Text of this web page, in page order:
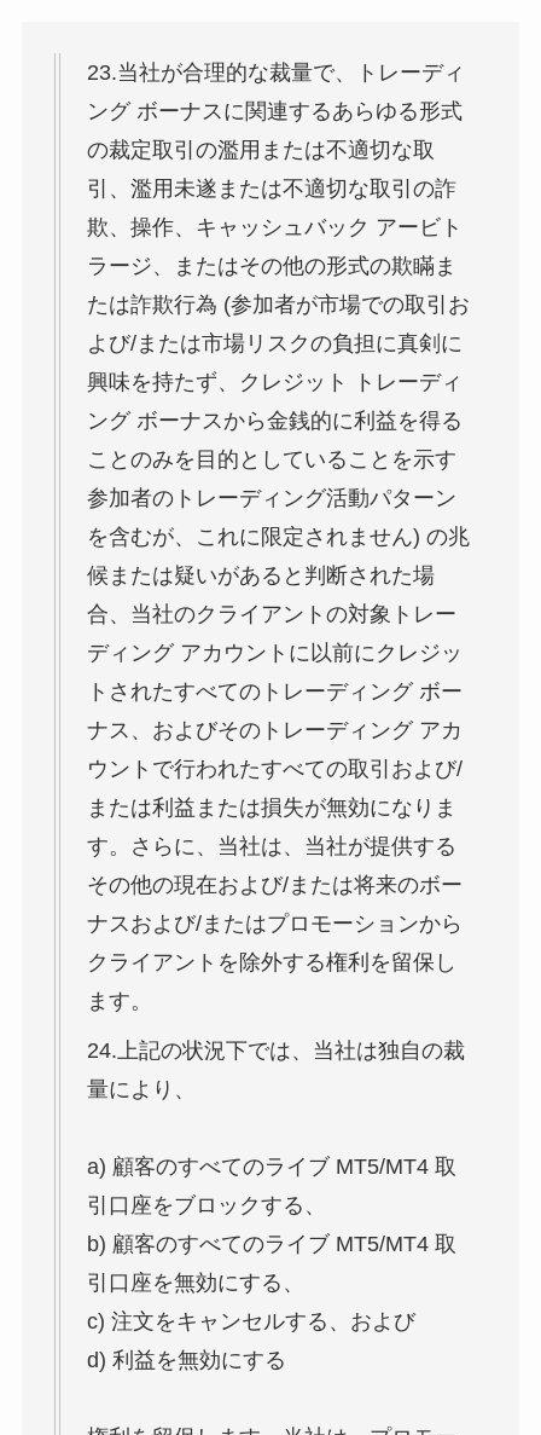
23.当社が合理的な裁量で、トレーディ
ング ボーナスに関連するあらゆる形式
の裁定取引の濫用または不適切な取
引、濫用未遂または不適切な取引の詐
欺、操作、キャッシュバック アービト
ラージ、またはその他の形式の欺瞞ま
たは詐欺行為 (参加者が市場での取引お
よび/または市場リスクの負担に真剣に
興味を持たず、クレジット トレーディ
ング ボーナスから金銭的に利益を得る
ことのみを目的としていることを示す
参加者のトレーディング活動パターン
を含むが、これに限定されません) の兆
候または疑いがあると判断された場
合、当社のクライアントの対象トレー
ディング アカウントに以前にクレジッ
トされたすべてのトレーディング ボー
ナス、およびそのトレーディング アカ
ウントで行われたすべての取引および/
または利益または損失が無効になりま
す。さらに、当社は、当社が提供する
その他の現在および/または将来のボー
ナスおよび/またはプロモーションから
クライアントを除外する権利を留保し
ます。
24.上記の状況下では、当社は独自の裁
量により、
a) 顧客のすべてのライブ MT5/MT4 取
引口座をブロックする、
b) 顧客のすべてのライブ MT5/MT4 取
引口座を無効にする、
c) 注文をキャンセルする、および
d) 利益を無効にする